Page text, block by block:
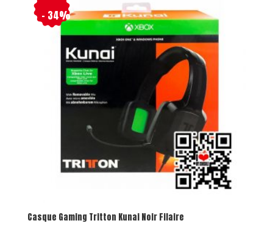
- 34%
Casque Gaming Tritton Kunai Noir Filaire